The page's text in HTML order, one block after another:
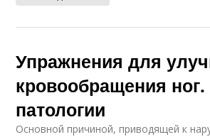
Упражнения для
кровообращения
патологии
Основной причиной, приводящей к